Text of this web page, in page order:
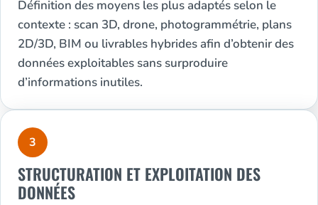
Définition des moyens les plus adaptés selon le
contexte : scan 3D, drone, photogrammétrie, plans
2D/3D, BIM ou livrables hybrides afin d’obtenir des
données exploitables sans surproduire
d’informations inutiles.
3
STRUCTURATION ET EXPLOITATION DES
DONNÉES